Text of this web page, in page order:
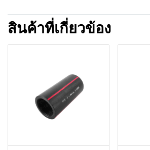
สินค้าที่เกี่ยวข้อง